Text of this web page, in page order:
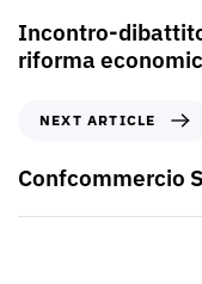
Incontro-
riforma
NEXT ARTICLE
Confcommercio